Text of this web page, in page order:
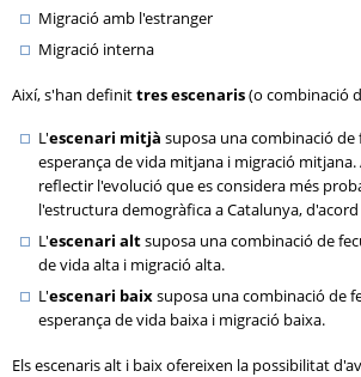
Migració amb l'estranger
Migració interna
Així, s'han definittres escenaris(o combinació
L'escenari mitjà suposa una combinació
esperança de vida mitjana i migració
reflectir l'evolució que es considera més
l'estructura demogràfica a Catalunya,
L'escenari altsuposa una combinació de
de vida alta i migració alta.
L'escenari baixsuposa una combinació de
esperança de vida baixa i migració baixa.
Els escenaris alt i baix ofereixen la possibilitat